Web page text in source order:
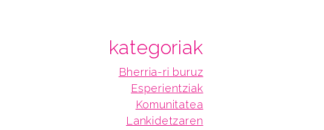
kategoriak
Bherria-ri buruz
Esperientziak
Komunitatea
Lankidetzaren